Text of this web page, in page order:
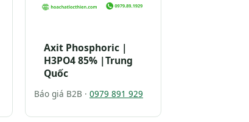
Axit Phosphoric |
H3PO4 85% |Trung
Quốc
Báo giá B2B · 0979 891 929